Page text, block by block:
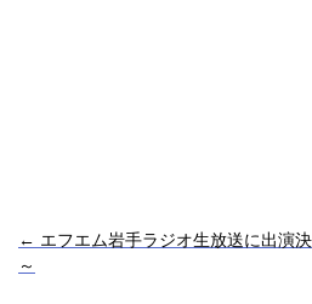
← エフエム岩手ラジオ生放送に出演
～